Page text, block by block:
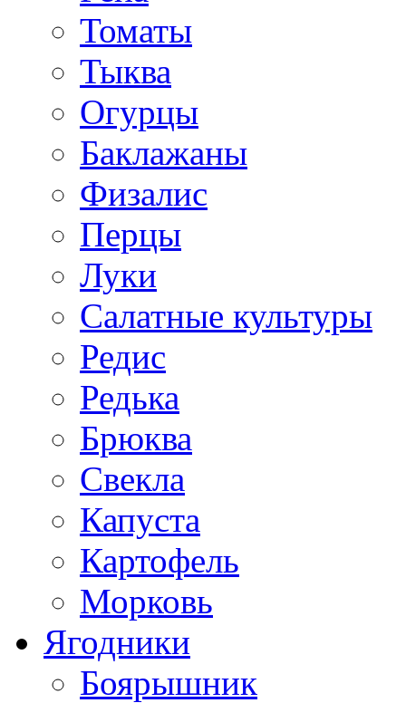
Томаты
Тыква
Огурцы
Баклажаны
Физалис
Перцы
Луки
Салатные культуры
Редис
Редька
Брюква
Свекла
Капуста
Картофель
Морковь
Ягодники
Боярышник